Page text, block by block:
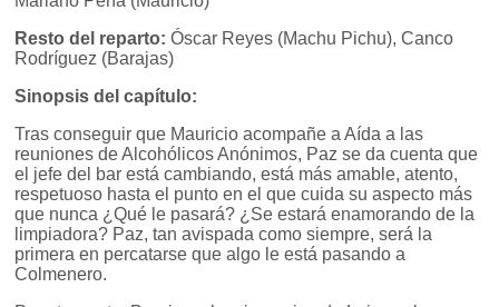
Resto del reparto: Óscar Reyes (Machu Pichu), Canco
Rodríguez (Barajas)
Sinopsis del capítulo:
Tras conseguir que Mauricio acompañe a Aída a las
reuniones de Alcohólicos Anónimos, Paz se da cuenta que
el jefe del bar está cambiando, está más amable, atento,
respetuoso hasta el punto en el que cuida su aspecto más
que nunca ¿Qué le pasará? ¿Se estará enamorando de la
limpiadora? Paz, tan avispada como siempre, será la
primera en percatarse que algo le está pasando a
Colmenero.